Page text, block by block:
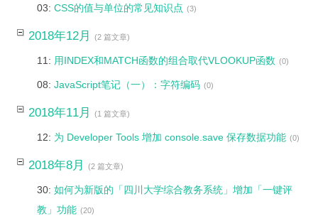
03: CSS的值与单位的常见知识点 (3)
2018年12月 (2 篇文章)
11: 用INDEX和MATCH函数的组合取代VLOOKUP函数 (0)
08: JavaScript笔记（一）：字符编码 (0)
2018年11月 (1 篇文章)
12: 为 Developer Tools 增加 console.save 保存数据功能 (0)
2018年8月 (2 篇文章)
30: 如何为新版的「四川大学综合教务系统」增加「一键评
教」功能 (20)